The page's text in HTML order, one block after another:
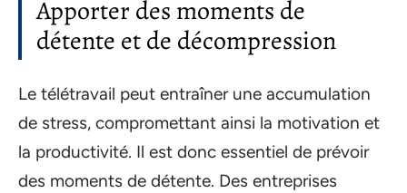
Apporter des moments de
détente et de décompression
Le télétravail peut entraîner une accumulation
de stress, compromettant ainsi la motivation et
la productivité. Il est donc essentiel de prévoir
des moments de détente. Des entreprises